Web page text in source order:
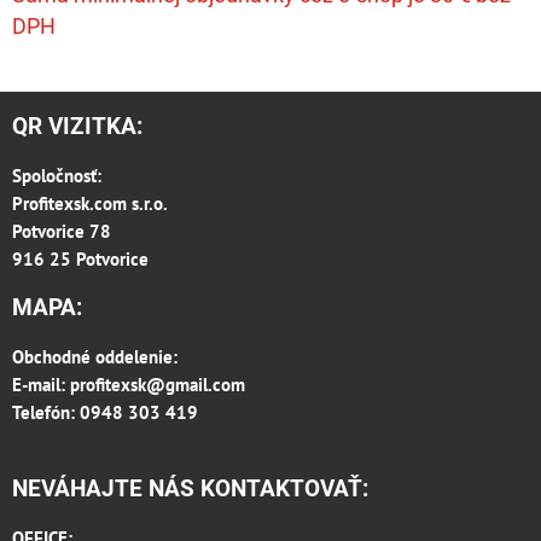
DPH
QR VIZITKA:
Spoločnosť:
Profitexsk.com s.r.o.
Potvorice 78
916 25 Potvorice
MAPA:
Obchodné oddelenie:
E-mail: profitexsk@gmail.com
Telefón: 0948 303 419
NEVÁHAJTE NÁS KONTAKTOVAŤ: